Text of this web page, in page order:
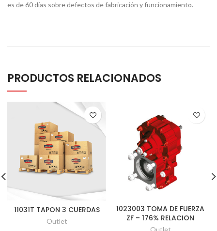
es de 60 días sobre defectos de fabricación y funcionamiento.
PRODUCTOS RELACIONADOS
11031T TAPON 3 CUERDAS
Outlet
1023003 TOMA DE FUERZA
ZF – 176% RELACION
Outlet